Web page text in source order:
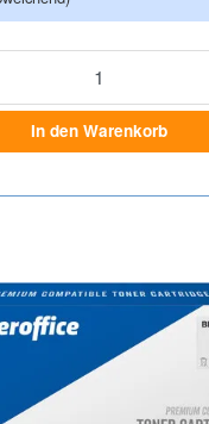
In den Warenkorb